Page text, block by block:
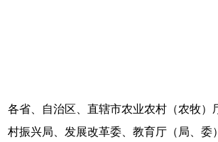
各省、自治区、直辖市农业农村（农牧）
村振兴局、发展改革委、教育厅（局、委